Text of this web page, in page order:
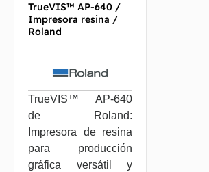
TrueVIS™ AP-640 /
Impresora resina /
Roland
TrueVIS™ AP-640
de Roland:
Impresora de resina
para producción
gráfica versátil y